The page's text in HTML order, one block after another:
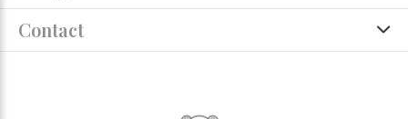
Contact